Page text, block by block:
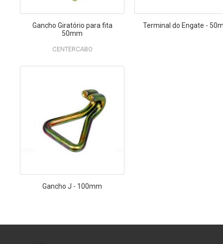
Gancho Giratório para fita
50mm
CENTERCABO
Terminal do Engate -
Gancho J - 100mm